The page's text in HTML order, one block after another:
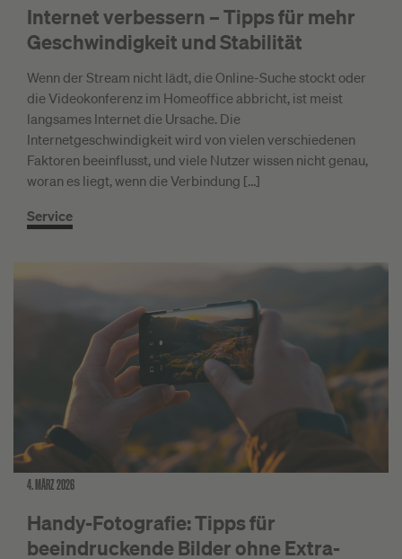
Internet verbessern – Tipps für mehr
Geschwindigkeit und Stabilität
Wenn der Stream nicht lädt, die Online-Suche stockt oder
die Videokonferenz im Homeoffice abbricht, ist meist
langsames Internet die Ursache. Die
Internetgeschwindigkeit wird von vielen verschiedenen
Faktoren beeinflusst, und viele Nutzer wissen nicht genau,
woran es liegt, wenn die Verbindung […]
Service
4. MÄRZ 2026
Handy-Fotografie: Tipps für
beeindruckende Bilder ohne Extra-